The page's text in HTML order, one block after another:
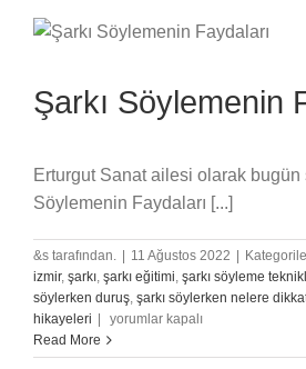
Şarkı Söylemenin
Erturgut Sanat ailesi olarak bugün
Söylemenin Faydaları [...]
&s tarafından. | 11 Ağustos 2022 |
izmir, şarkı şarkı eğitimi şarkı söyleme
söylerken duruş şarkı söylerken nelere
hikayeleri |
Şarkı
Söylemenin
Faydaları
yorumlar kapalı
Read More